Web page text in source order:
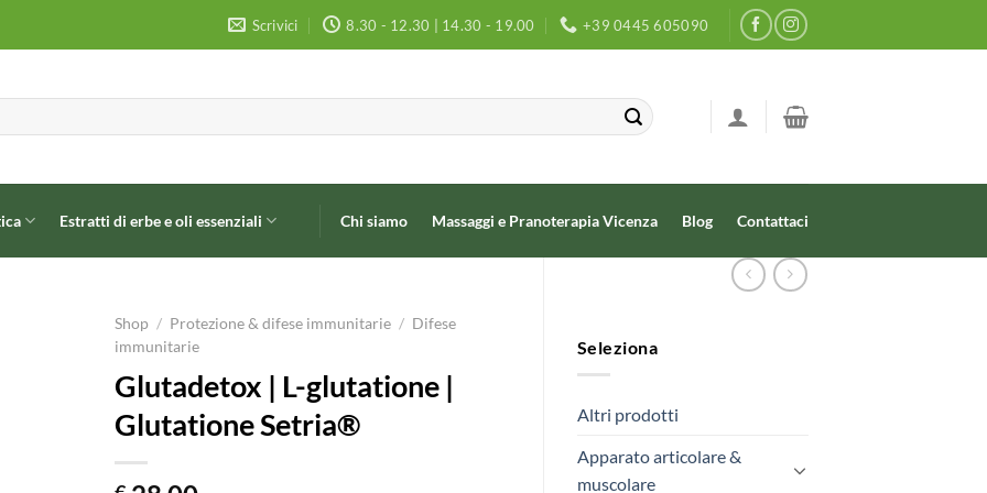
Scrivici 8.30 - 12.30 | 14.30 - 19.00 +39 0445 605090
Estratti di erbe e oli essenziali Chi siamo Massaggi e Pranoterapia Vicenza Blog Contattaci
Seleziona
Altri prodotti
Apparato articolare &
muscolare
Shop / Protezione & difese immunitarie / Difese
immunitarie
Glutadetox | L-glutatione |
Glutatione Setria®